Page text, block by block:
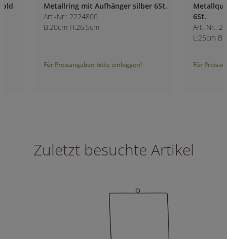
Metallring mit Aufhänger silber 6St.
Art.-Nr.: 2224800
B:20cm H:26.5cm
Für Preisangaben bitte einloggen!
Metallquadrat
Art.-Nr.: 2225500
L:25cm B:25cm
Für Preisangaben
Zuletzt besuchte Artikel